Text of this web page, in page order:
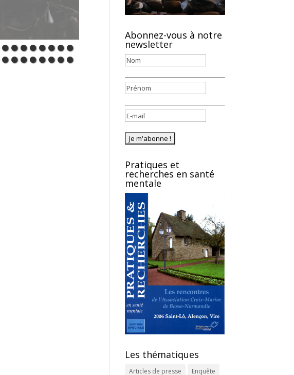
Abonnez-vous à notre
newsletter
Pratiques et
recherches en santé
mentale
Les thématiques
Articles de presse Enquête